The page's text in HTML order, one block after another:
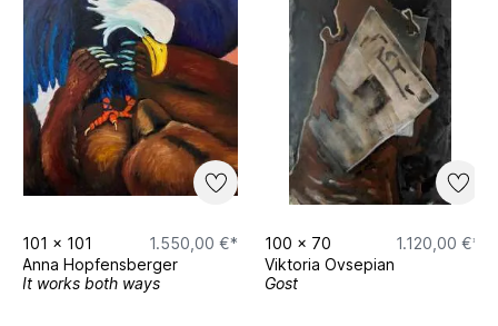
101 x 101
1.550,00 €*
Anna Hopfensberger
It works both ways
100 x 70
1.120,00 €*
Viktoria Ovsepian
Gost